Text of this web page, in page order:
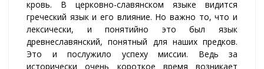
кровь. В церковно-славянском языке видится
греческий язык и его влияние. Но важно то, что и
лексически, и понятийно это был язык
древнеславянский, понятный для наших предков.
Это и послужило успеху миссии. Ведь за
исторически очень короткое время возникает